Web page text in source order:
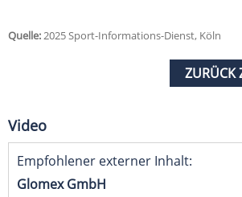
Quelle:2025 Sport-Informations-Dienst, Köln
ZURÜCK
Video
Empfohlener externer Inhalt:
Glomex GmbH